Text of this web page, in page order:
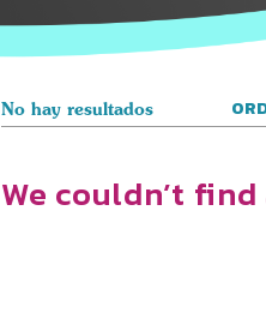
No hay resultados
We couldn’t